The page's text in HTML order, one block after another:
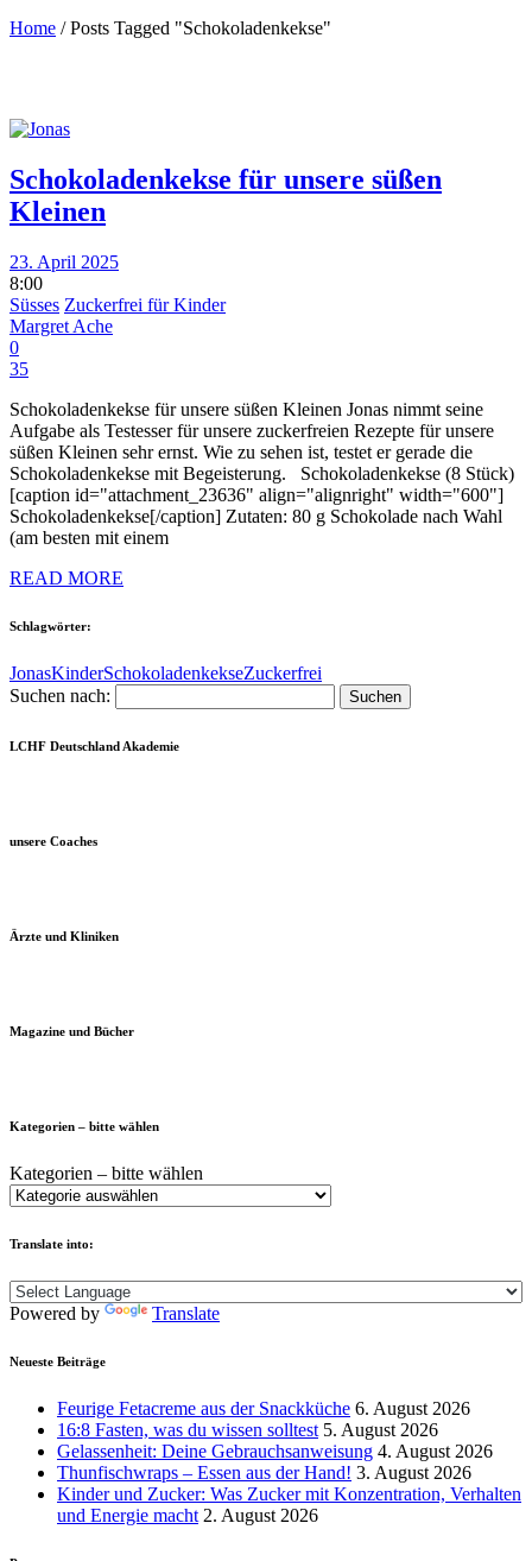
Home /Posts Tagged "Schokoladenkekse"
Schokoladenkekse für unsere süßen
Kleinen
23. April 2025
8:00
Süsses Zuckerfrei für Kinder
Margret Ache
0
35
Schokoladenkekse für unsere süßen Kleinen Jonas nimmt seine
Aufgabe als Testesser für unsere zuckerfreien Rezepte für unsere
süßen Kleinen sehr ernst. Wie zu sehen ist, testet er gerade die
Schokoladenkekse mit Begeisterung. Schokoladenkekse (8 Stück)
[caption id="attachment_23636" align="alignright" width="600"]
Schokoladenkekse[/caption] Zutaten: 80 g Schokolade nach Wahl
(am besten mit einem
READ MORE
Schlagwörter:
JonasKinderSchokoladenkekseZuckerfrei
Suchen nach:
LCHF Deutschland Akademie
unsere Coaches
Ärzte und Kliniken
Magazine und Bücher
Kategorien – bitte wählen
Kategorien – bitte wählen
Translate into:
Powered by Translate
Neueste Beiträge
Feurige Fetacreme aus der Snackküche 6. August 2026
16:8 Fasten, was du wissen solltest 5. August 2026
Gelassenheit: Deine Gebrauchsanweisung 4. August 2026
Thunfischwraps – Essen aus der Hand! 3. August 2026
Kinder und Zucker: Was Zucker mit Konzentration, Verhalten
und Energie macht 2. August 2026